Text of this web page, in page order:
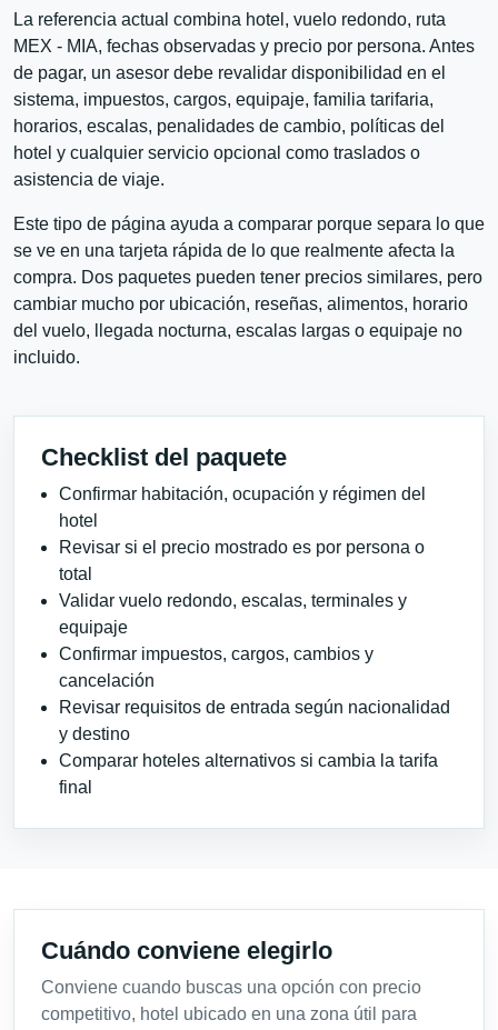
La referencia actual combina hotel, vuelo redondo, ruta
MEX - MIA, fechas observadas y precio por persona. Antes
de pagar, un asesor debe revalidar disponibilidad en el
sistema, impuestos, cargos, equipaje, familia tarifaria,
horarios, escalas, penalidades de cambio, políticas del
hotel y cualquier servicio opcional como traslados o
asistencia de viaje.
Este tipo de página ayuda a comparar porque separa lo que
se ve en una tarjeta rápida de lo que realmente afecta la
compra. Dos paquetes pueden tener precios similares, pero
cambiar mucho por ubicación, reseñas, alimentos, horario
del vuelo, llegada nocturna, escalas largas o equipaje no
incluido.
Checklist del paquete
Confirmar habitación, ocupación y régimen del
hotel
Revisar si el precio mostrado es por persona o
total
Validar vuelo redondo, escalas, terminales y
equipaje
Confirmar impuestos, cargos, cambios y
cancelación
Revisar requisitos de entrada según nacionalidad
y destino
Comparar hoteles alternativos si cambia la tarifa
final
Cuándo conviene elegirlo
Conviene cuando buscas una opción con precio
competitivo, hotel ubicado en una zona útil para